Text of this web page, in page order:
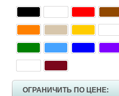
ОГРАНИЧИТЬ ПО ЦЕНЕ: